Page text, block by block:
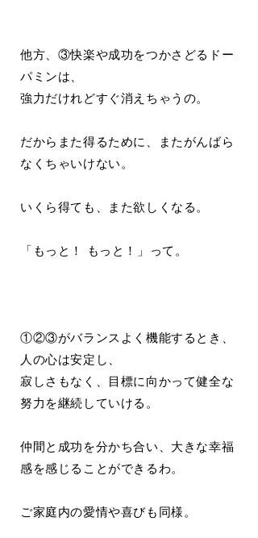
他方、③快楽や成功をつかさどるドー
パミンは、
強力だけれどすぐ消えちゃうの。
だからまた得るために、またがんばら
なくちゃいけない。
いくら得ても、また欲しくなる。
「もっと！ もっと！」って。
①②③がバランスよく機能するとき、
人の心は安定し、
寂しさもなく、目標に向かって健全な
努力を継続していける。
仲間と成功を分かち合い、大きな幸福
感を感じることができるわ。
ご家庭内の愛情や喜びも同様。